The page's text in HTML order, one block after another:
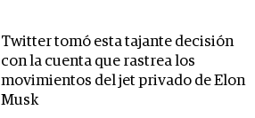
Twitter tomó esta tajante decisión
con la cuenta que rastrea los
movimientos del jet privado de Elon
Musk